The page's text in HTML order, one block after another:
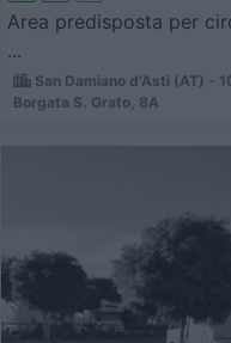
Area predisposta per
...
San Damiano d'Asti (AT) -
Borgata S. Grato, 8A